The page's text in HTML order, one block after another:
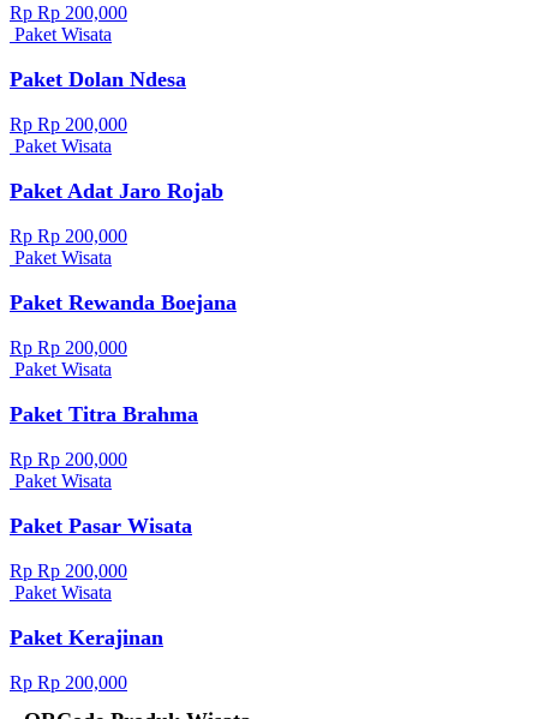
Rp Rp 200,000
Paket Wisata
Paket Dolan Ndesa
Rp Rp 200,000
Paket Wisata
Paket Adat Jaro Rojab
Rp Rp 200,000
Paket Wisata
Paket Rewanda Boejana
Rp Rp 200,000
Paket Wisata
Paket Titra Brahma
Rp Rp 200,000
Paket Wisata
Paket Pasar Wisata
Rp Rp 200,000
Paket Wisata
Paket Kerajinan
Rp Rp 200,000